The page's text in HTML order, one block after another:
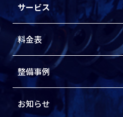
サービス
料金表
整備事例
お知らせ